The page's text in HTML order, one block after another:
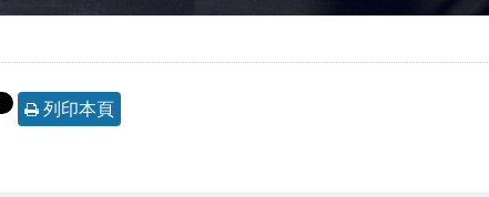
列印本頁